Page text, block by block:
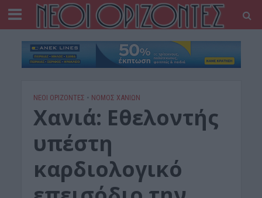
ΝΕΟΙ ΟΡΙΖΟΝΤΕΣ • ΝΟΜΌΣ ΧΑΝΊΩΝ
Χανιά: Εθελοντής
υπέστη
καρδιολογικό